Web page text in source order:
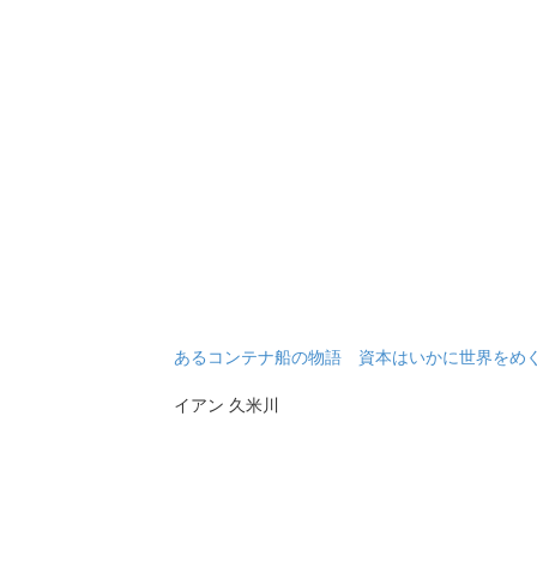
あるコンテナ船の物語 資本はいかに世界をめ
イアン 久米川